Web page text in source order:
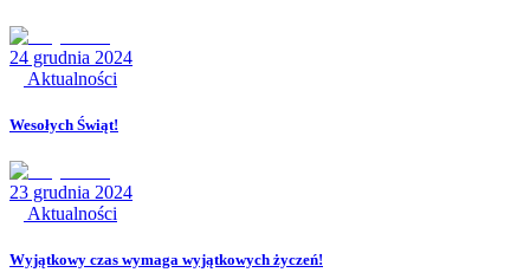
24 grudnia 2024
Aktualności
Wesołych Świąt!
23 grudnia 2024
Aktualności
Wyjątkowy czas wymaga wyjątkowych życzeń!